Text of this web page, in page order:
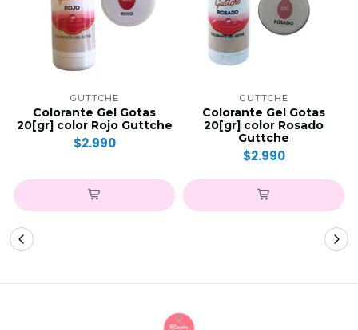
GUTTCHE
Colorante Gel Gotas
20[gr] color Rojo Guttche
$2.990
GUTTCHE
Colorante Gel Gotas
20[gr] color Rosado
Guttche
$2.990